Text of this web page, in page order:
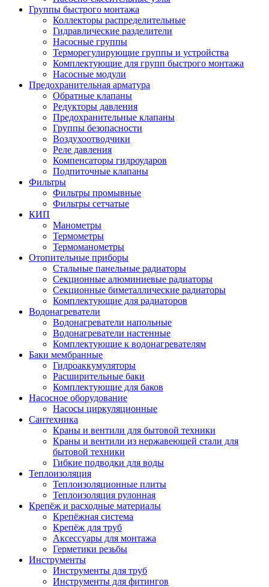
Группы быстрого монтажа
Коллекторы распределительные
Гидравлические разделители
Насосные группы
Терморегулирующие группы и устройства
Комплектующие для групп быстрого монтажа
Насосные модули
Предохранительная арматура
Обратные клапаны
Редукторы давления
Предохранительные клапаны
Группы безопасности
Воздухоотводчики
Реле давления
Компенсаторы гидроударов
Подпиточные клапаны
Фильтры
Фильтры промывные
Фильтры сетчатые
КИП
Манометры
Термометры
Термоманометры
Отопительные приборы
Стальные панельные радиаторы
Секционные алюминиевые радиаторы
Секционные биметаллические радиаторы
Комплектующие для радиаторов
Водонагреватели
Водонагреватели напольные
Водонагреватели настенные
Комплектующие к водонагревателям
Баки мембранные
Гидроаккумуляторы
Расширительные баки
Комплектующие для баков
Насосное оборудование
Насосы циркуляционные
Сантехника
Краны и вентили для бытовой техники
Краны и вентили из нержавеющей стали для
бытовой техники
Гибкие подводки для воды
Теплоизоляция
Теплоизоляционные плиты
Теплоизоляция рулонная
Крепёж и расходные материалы
Крепёжная система
Крепёж для труб
Аксессуары для монтажа
Герметики резьбы
Инструменты
Инструменты для труб
Инструменты для фитингов